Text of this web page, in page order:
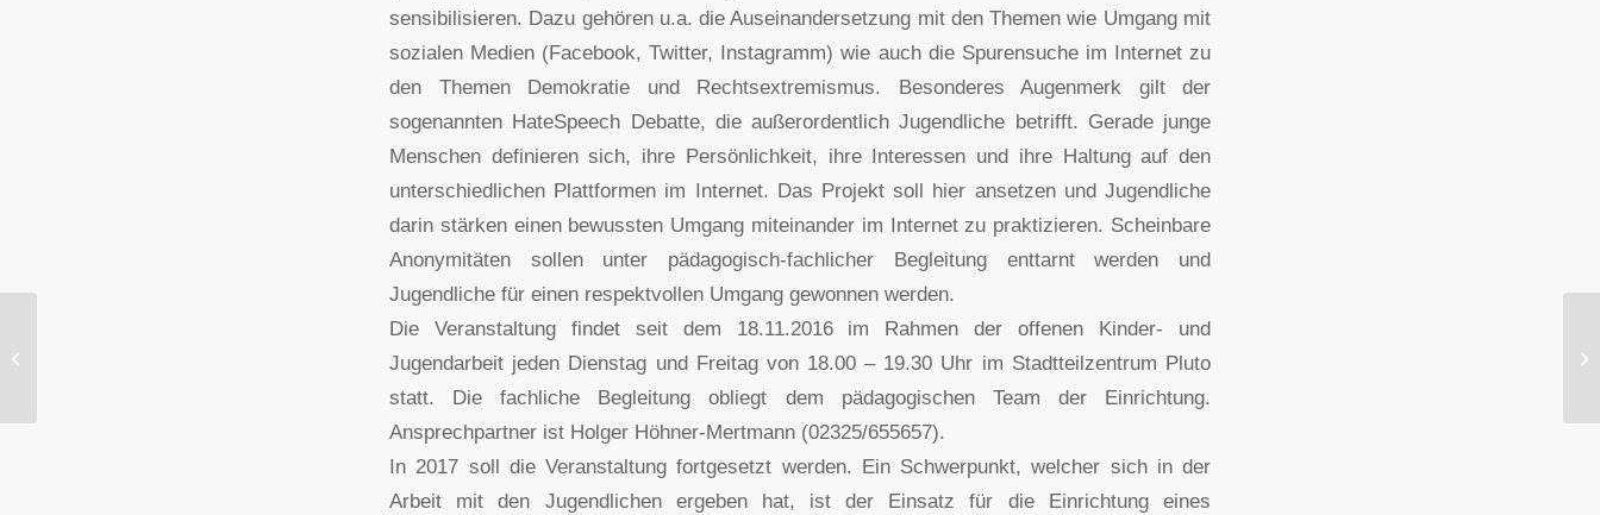
sensibilisieren. Dazu gehören u.a. die Auseinandersetzung mit den Themen wie Umgang mit
sozialen Medien (Facebook, Twitter, Instagramm) wie auch die Spurensuche im Internet zu
den Themen Demokratie und Rechtsextremismus. Besonderes Augenmerk gilt der
sogenannten HateSpeech Debatte, die außerordentlich Jugendliche betrifft. Gerade junge
Menschen definieren sich, ihre Persönlichkeit, ihre Interessen und ihre Haltung auf den
unterschiedlichen Plattformen im Internet. Das Projekt soll hier ansetzen und Jugendliche
darin stärken einen bewussten Umgang miteinander im Internet zu praktizieren. Scheinbare
Anonymitäten sollen unter pädagogisch-fachlicher Begleitung enttarnt werden und
Jugendliche für einen respektvollen Umgang gewonnen werden.
Die Veranstaltung findet seit dem 18.11.2016 im Rahmen der offenen Kinder- und
Jugendarbeit jeden Dienstag und Freitag von 18.00 – 19.30 Uhr im Stadtteilzentrum Pluto
statt. Die fachliche Begleitung obliegt dem pädagogischen Team der Einrichtung.
Ansprechpartner ist Holger Höhner-Mertmann (02325/655657).
In 2017 soll die Veranstaltung fortgesetzt werden. Ein Schwerpunkt, welcher sich in der
Arbeit mit den Jugendlichen ergeben hat, ist der Einsatz für die Einrichtung eines